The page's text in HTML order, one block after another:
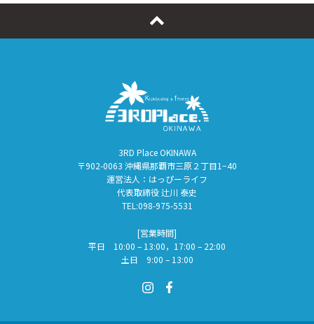
3RD Place OKINAWA
〒902-0063 沖縄県那覇市三原２丁目1−40
運営法人：はっぴーライフ
代表取締役 辻川 泰史
TEL:098-975-5531
[営業時間]
平日 10:00 – 13:00，17:00 – 22:00
土日 9:00 – 13:00